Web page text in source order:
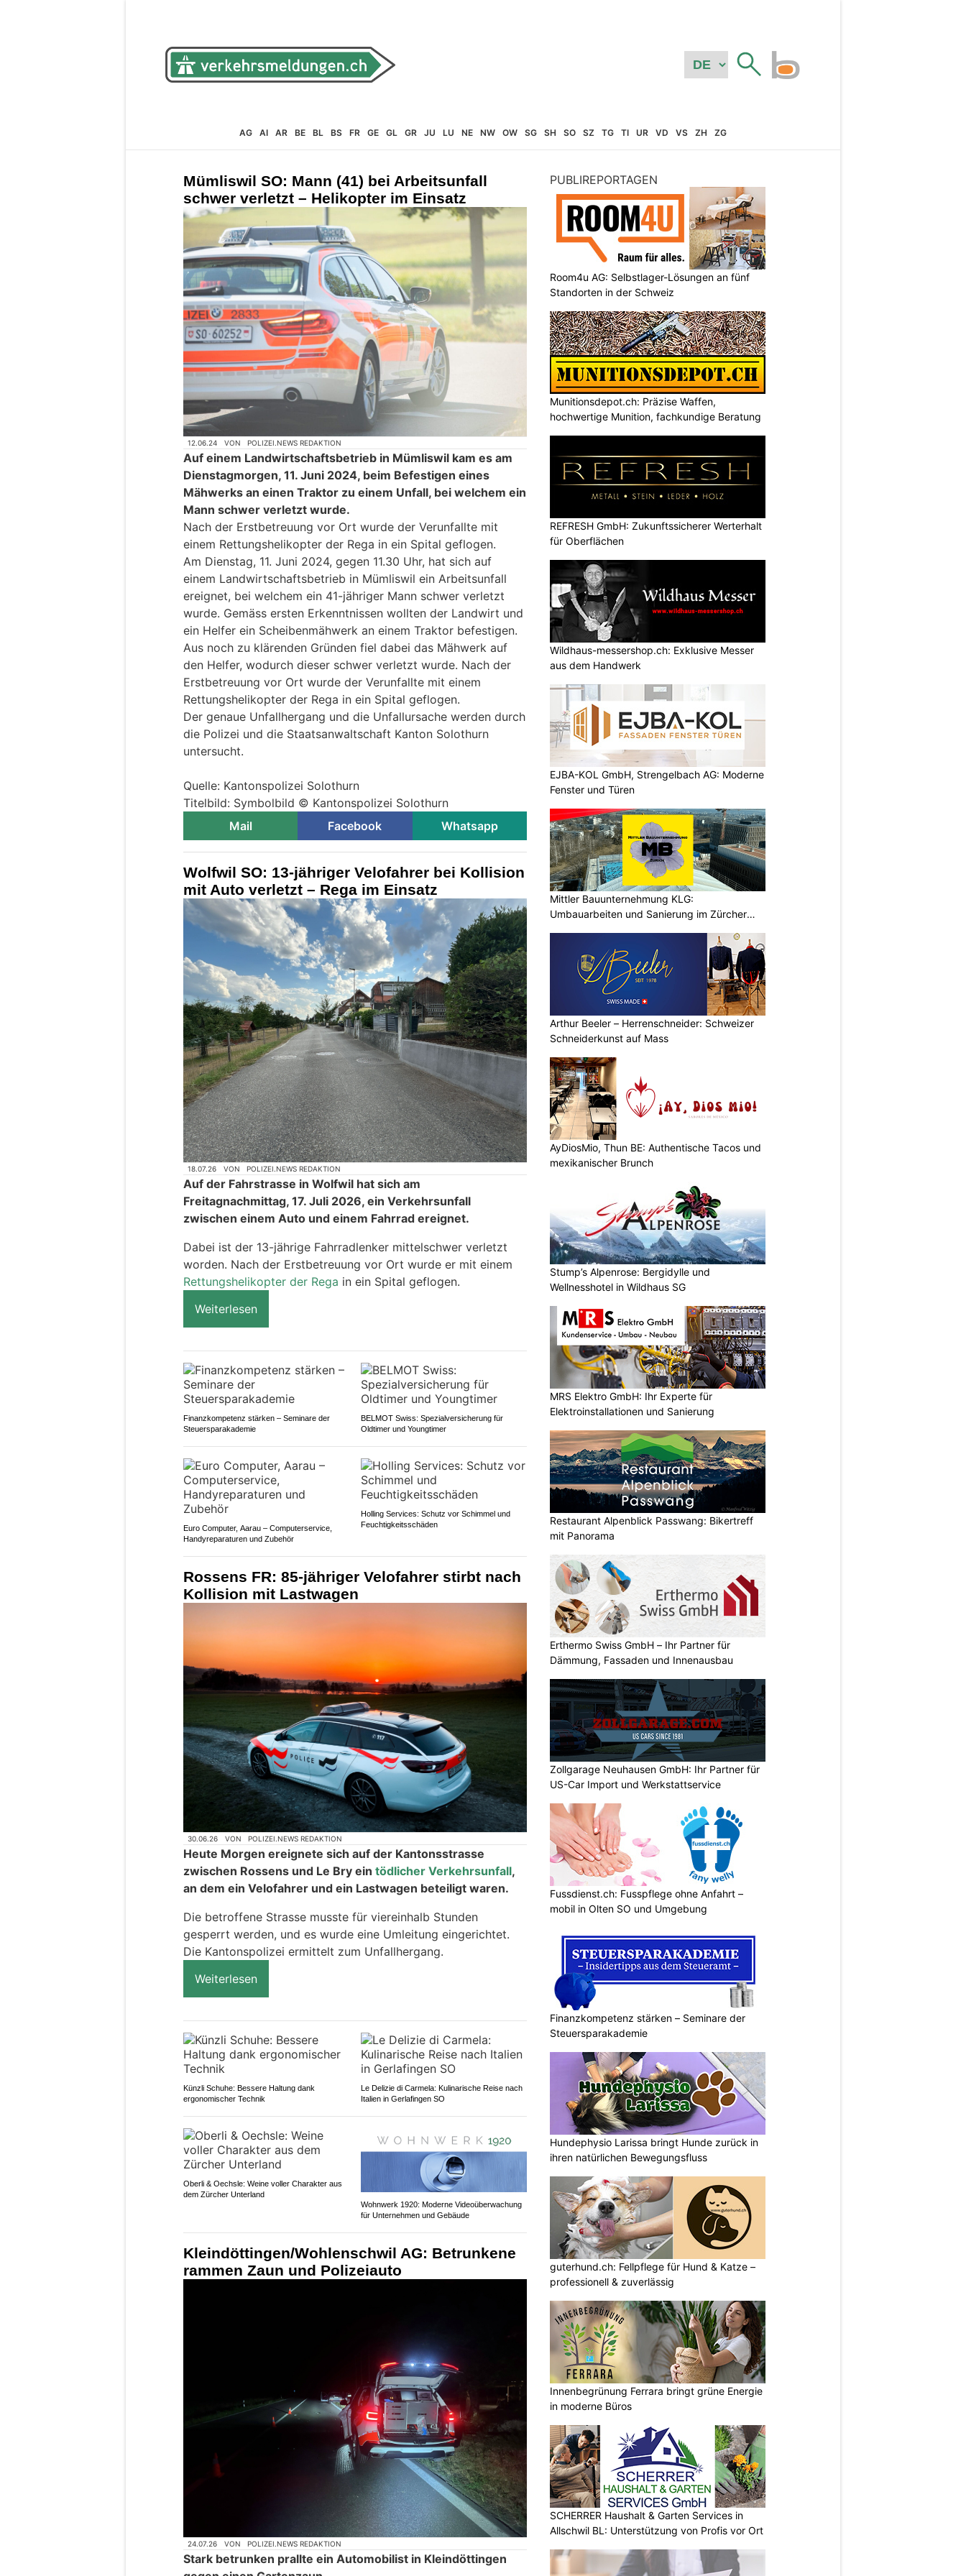
AG AI AR BE BL BS FR GE GL GR JU LU NE NW OW SG SH SO SZ TG TI UR VD VS ZH ZG
Mümliswil SO: Mann (41) bei Arbeitsunfall
schwer verletzt – Helikopter im Einsatz
12.06.24 VON POLIZEI.NEWS REDAKTION
Auf einem Landwirtschaftsbetrieb in Mümliswil kam es am
Dienstagmorgen, 11. Juni 2024, beim Befestigen eines
Mähwerks an einen Traktor zu einem Unfall, bei welchem ein
Mann schwer verletzt wurde.
Nach der Erstbetreuung vor Ort wurde der Verunfallte mit
einem Rettungshelikopter der Rega in ein Spital geflogen.
Am Dienstag, 11. Juni 2024, gegen 11.30 Uhr, hat sich auf
einem Landwirtschaftsbetrieb in Mümliswil ein Arbeitsunfall
ereignet, bei welchem ein 41-jähriger Mann schwer verletzt
wurde. Gemäss ersten Erkenntnissen wollten der Landwirt und
ein Helfer ein Scheibenmähwerk an einem Traktor befestigen.
Aus noch zu klärenden Gründen fiel dabei das Mähwerk auf
den Helfer, wodurch dieser schwer verletzt wurde. Nach der
Erstbetreuung vor Ort wurde der Verunfallte mit einem
Rettungshelikopter der Rega in ein Spital geflogen.
Der genaue Unfallhergang und die Unfallursache werden durch
die Polizei und die Staatsanwaltschaft Kanton Solothurn
untersucht.
Quelle: Kantonspolizei Solothurn
Titelbild: Symbolbild © Kantonspolizei Solothurn
Mail
Facebook Whatsapp
Wolfwil SO: 13-jähriger Velofahrer bei Kollision
mit Auto verletzt – Rega im Einsatz
18.07.26 VON POLIZEI.NEWS REDAKTION
Auf der Fahrstrasse in Wolfwil hat sich am
Freitagnachmittag, 17. Juli 2026, ein Verkehrsunfall
zwischen einem Auto und einem Fahrrad ereignet.
Dabei ist der 13-jährige Fahrradlenker mittelschwer verletzt
worden. Nach der Erstbetreuung vor Ort wurde er mit einem
Rettungshelikopter der Rega in ein Spital geflogen.
Weiterlesen
Finanzkompetenz stärken – Seminare der
Steuersparakademie
BELMOT Swiss: Spezialversicherung für
Oldtimer und Youngtimer
Euro Computer, Aarau – Computerservice,
Handyreparaturen und Zubehör
Holling Services: Schutz vor Schimmel und
Feuchtigkeitsschäden
Rossens FR: 85-jähriger Velofahrer stirbt nach
Kollision mit Lastwagen
30.06.26 VON POLIZEI.NEWS REDAKTION
Heute Morgen ereignete sich auf der Kantonsstrasse
zwischen Rossens und Le Bry ein tödlicher Verkehrsunfall,
an dem ein Velofahrer und ein Lastwagen beteiligt waren.
Die betroffene Strasse musste für viereinhalb Stunden
gesperrt werden, und es wurde eine Umleitung eingerichtet.
Die Kantonspolizei ermittelt zum Unfallhergang.
Weiterlesen
Künzli Schuhe: Bessere Haltung dank
ergonomischer Technik
Le Delizie di Carmela: Kulinarische Reise nach
Italien in Gerlafingen SO
Oberli & Oechsle: Weine voller Charakter aus
dem Zürcher Unterland
Wohnwerk 1920: Moderne Videoüberwachung
für Unternehmen und Gebäude
Kleindöttingen/Wohlenschwil AG: Betrunkene
rammen Zaun und Polizeiauto
24.07.26 VON POLIZEI.NEWS REDAKTION
Stark betrunken prallte ein Automobilist in Kleindöttingen
PUBLIREPORTAGEN
Room4u AG: Selbstlager-Lösungen an fünf
Standorten in der Schweiz
Munitionsdepot.ch: Präzise Waffen,
hochwertige Munition, fachkundige Beratung
REFRESH GmbH: Zukunftssicherer Werterhalt
für Oberflächen
Wildhaus-messershop.ch: Exklusive Messer
aus dem Handwerk
EJBA-KOL GmbH, Strengelbach AG: Moderne
Fenster und Türen
Mittler Bauunternehmung KLG:
Umbauarbeiten und Sanierung im Zürcher
Arthur Beeler – Herrenschneider: Schweizer
Schneiderkunst auf Mass
AyDiosMio, Thun BE: Authentische Tacos und
mexikanischer Brunch
Stump’s Alpenrose: Bergidylle und
Wellnesshotel in Wildhaus SG
MRS Elektro GmbH: Ihr Experte für
Elektroinstallationen und Sanierung
Restaurant Alpenblick Passwang: Bikertreff
mit Panorama
Erthermo Swiss GmbH – Ihr Partner für
Dämmung, Fassaden und Innenausbau
Zollgarage Neuhausen GmbH: Ihr Partner für
US-Car Import und Werkstattservice
Fussdienst.ch: Fusspflege ohne Anfahrt –
mobil in Olten SO und Umgebung
Finanzkompetenz stärken – Seminare der
Steuersparakademie
Hundephysio Larissa bringt Hunde zurück in
ihren natürlichen Bewegungsfluss
guterhund.ch: Fellpflege für Hund & Katze –
professionell & zuverlässig
Innenbegrünung Ferrara bringt grüne Energie
in moderne Büros
SCHERRER Haushalt & Garten Services in
Allschwil BL: Unterstützung von Profis vor Ort